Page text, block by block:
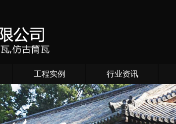
工程实例 行业资讯